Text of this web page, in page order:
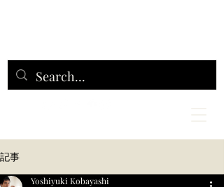
記事
Yoshiyuki Kobayashi